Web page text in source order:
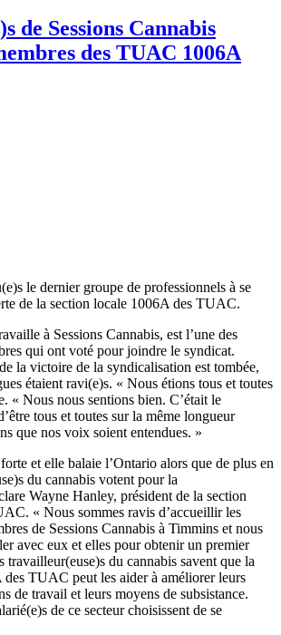
de Sessions Cannabis
des TUAC 1006A
le dernier groupe de professionnels à se
de la section locale 1006A des TUAC.
à Sessions Cannabis, est l’une des
qui ont voté pour joindre le syndicat.
la victoire de la syndicalisation est tombée,
étaient ravi(e)s. « Nous étions tous et toutes
« Nous nous sentions bien. C’était le
tous et toutes sur la même longueur
que nos voix soient entendues. »
et elle balaie l’Ontario alors que de plus en
du cannabis votent pour la
Wayne Hanley, président de la section
« Nous sommes ravis d’accueillir les
de Sessions Cannabis à Timmins et nous
avec eux et elles pour obtenir un premier
travailleur(euse)s du cannabis savent que la
TUAC peut les aider à améliorer leurs
de travail et leurs moyens de subsistance.
de ce secteur choisissent de se